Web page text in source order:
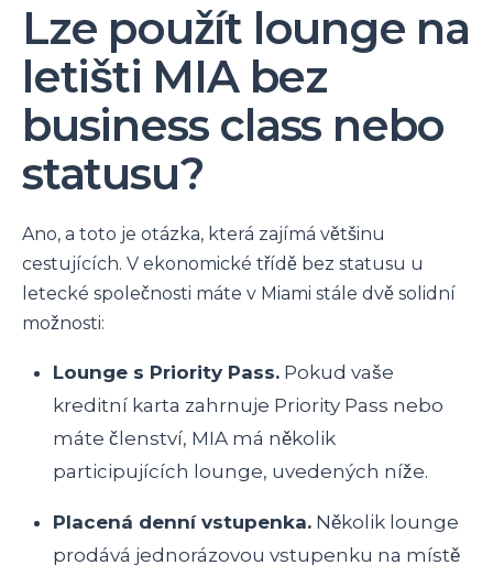
Lze použít lounge na
letišti MIA bez
business class nebo
statusu?
Ano, a toto je otázka, která zajímá většinu
cestujících. V ekonomické třídě bez statusu u
letecké společnosti máte v Miami stále dvě solidní
možnosti:
Lounge s Priority Pass. Pokud vaše
kreditní karta zahrnuje Priority Pass nebo
máte členství, MIA má několik
participujících lounge, uvedených níže.
Placená denní vstupenka. Několik lounge
prodává jednorázovou vstupenku na místě